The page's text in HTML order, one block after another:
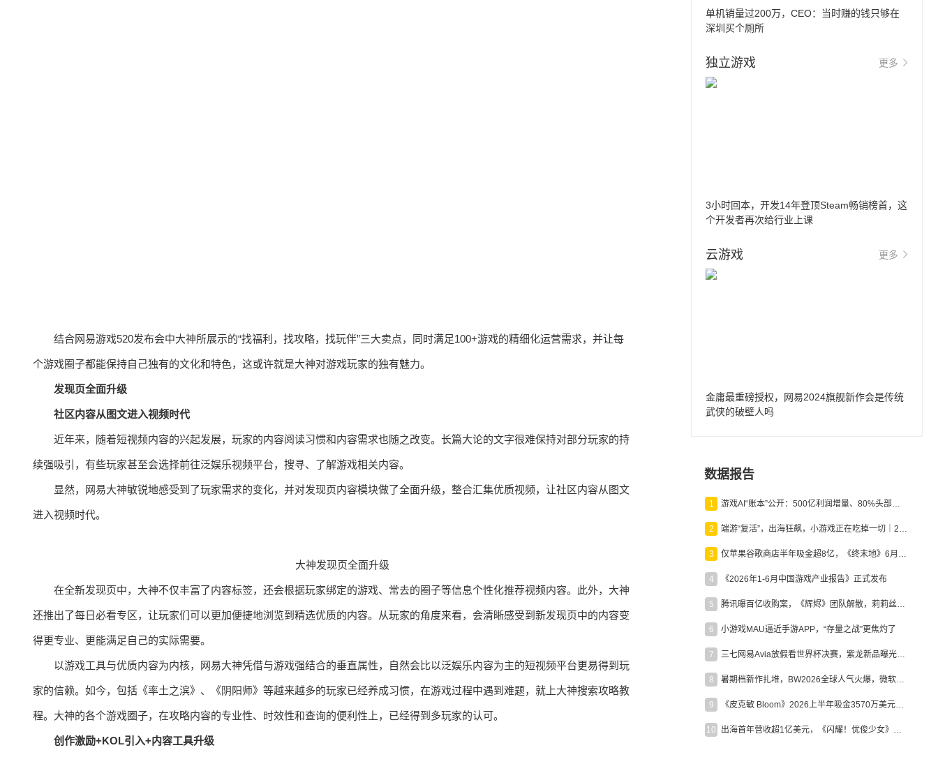
结合网易游戏520发布会中大神所展示的“找福利，找攻略，找玩伴”三大卖点，同时满足100+游戏的精细化运营需求，并让每
个游戏圈子都能保持自己独有的文化和特色，这或许就是大神对游戏玩家的独有魅力。
发现页全面升级
社区内容从图文进入视频时代
近年来，随着短视频内容的兴起发展，玩家的内容阅读习惯和内容需求也随之改变。长篇大论的文字很难保持对部分玩家的持
续强吸引，有些玩家甚至会选择前往泛娱乐视频平台，搜寻、了解游戏相关内容。
显然，网易大神敏锐地感受到了玩家需求的变化，并对发现页内容模块做了全面升级，整合汇集优质视频，让社区内容从图文
进入视频时代。
大神发现页全面升级
在全新发现页中，大神不仅丰富了内容标签，还会根据玩家绑定的游戏、常去的圈子等信息个性化推荐视频内容。此外，大神
还推出了每日必看专区，让玩家们可以更加便捷地浏览到精选优质的内容。从玩家的角度来看，会清晰感受到新发现页中的内容变
得更专业、更能满足自己的实际需要。
以游戏工具与优质内容为内核，网易大神凭借与游戏强结合的垂直属性，自然会比以泛娱乐内容为主的短视频平台更易得到玩
家的信赖。如今，包括《率土之滨》、《阴阳师》等越来越多的玩家已经养成习惯，在游戏过程中遇到难题，就上大神搜索攻略教
程。大神的各个游戏圈子，在攻略内容的专业性、时效性和查询的便利性上，已经得到多玩家的认可。
创作激励+KOL引入+内容工具升级
单机销量过200万，CEO：当时赚的钱只够在
深圳买个厕所
独立游戏 更多
3小时回本，开发14年登顶Steam畅销榜首，这
个开发者再次给行业上课
云游戏 更多
金庸最重磅授权，网易2024旗舰新作会是传统
武侠的破壁人吗
数据报告
1 游戏AI“账本”公开：500亿利润增量、80%头部入局，谁在闷声发财？
2 端游“复活”，出海狂飙，小游戏正在吃掉一切｜2026上半年产业报告
3 仅苹果谷歌商店半年吸金超8亿，《终末地》6月份收入显著回暖
4 《2026年1-6月中国游戏产业报告》正式发布
5 腾讯曝百亿收购案，《辉烬》团队解散，莉莉丝新作曝光｜陀螺周报
6 小游戏MAU逼近手游APP，“存量之战”更焦灼了
7 三七网易Avia放假看世界杯决赛，紫龙新品曝光，米哈游新作上线 | 陀螺周报
8 暑期档新作扎堆，BW2026全球人气火爆，微软XBOX大裁员|陀螺周报
9 《皮克敏 Bloom》2026上半年吸金3570万美元，中国台湾成最大市场
10 出海首年营收超1亿美元，《闪耀！优俊少女》美国市场占比达七成